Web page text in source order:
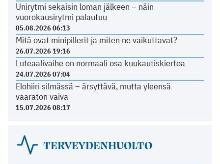
Unirytmi sekaisin loman jälkeen – näin
vuorokausirytmi palautuu
05.08.2026 06:13
Mitä ovat minipillerit ja miten ne vaikuttavat?
26.07.2026 19:16
Luteaalivaihe on normaali osa kuukautiskiertoa
24.07.2026 07:04
Elohiiri silmässä – ärsyttävä, mutta yleensä
vaaraton vaiva
15.07.2026 08:17
TERVEYDENHUOLTO